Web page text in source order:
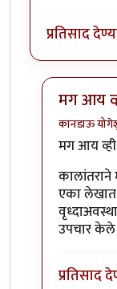
प्रतिसाद
मग आय
कानडाऊ
In reply
मग आय
एका लेखात
उपचार
प्रतिसाद